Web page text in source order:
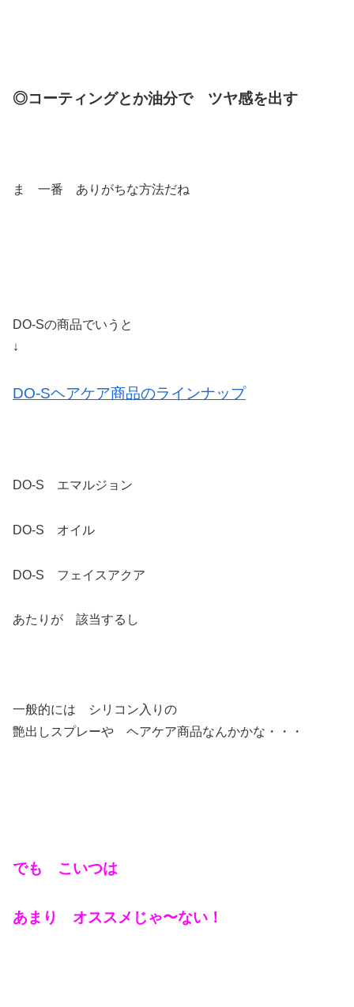
◎コーティングとか油分で ツヤ感を出す
ま 一番 ありがちな方法だね
DO-Sの商品でいうと
↓
DO-Sヘアケア商品のラインナップ
DO-S エマルジョン
DO-S オイル
DO-S フェイスアクア
あたりが 該当するし
一般的には シリコン入りの
艶出しスプレーや ヘアケア商品なんかかな・・・
でも こいつは
あまり オススメじゃ〜ない！